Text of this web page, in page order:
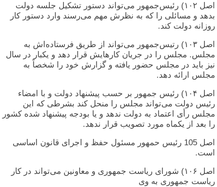
اصل ۱۰۲) رئیس‌جمهور می‌تواند دستور تشکیل جلسه دولت
بدهد و مسائلی را که به نظرش مهم می‌رسند وارد دستور کار
روزانه دولت کند.
اصل ۱۰۳) رتیس‌جمهور می‌تواند از طریق فرستاده‌اش به
مجلس. مجلس را در جریان کارهایش قرار دهد و یکبار در سال
نیز باید در مجلس حضور یافته و گزارش خود را شخصاً به
مجلس ارائه دهد.
اصل ۱۰۴) رئیس جمهور بر حسب پیشنهاد دولت و با امضاء
رئیس دولت می‌تواند مجلس را منحل کند بشرطی که این
مجلس رأی اعتماد به دولت ندهد و یا بودجه پیشنهاد شده کشور
را بعد از یکماه مورد تصویب قرار ندهد.
اصل 105 رئیس حمهور مسئول حفظ و اجرای قانون اساسی
است.
اصل ۱۰۶) شورای ریاست جمهوری و معاونین می‌تواند در کار
ریاست جمهوری به وی